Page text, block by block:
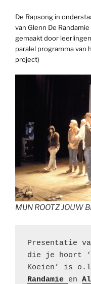
De Rapsong in
van Glenn De Randamie
gemaakt door
paralel programma van
project)
MIJN ROOTZ JOUW
Presentatie
die je hoort
Koeien’ is
Randamie en